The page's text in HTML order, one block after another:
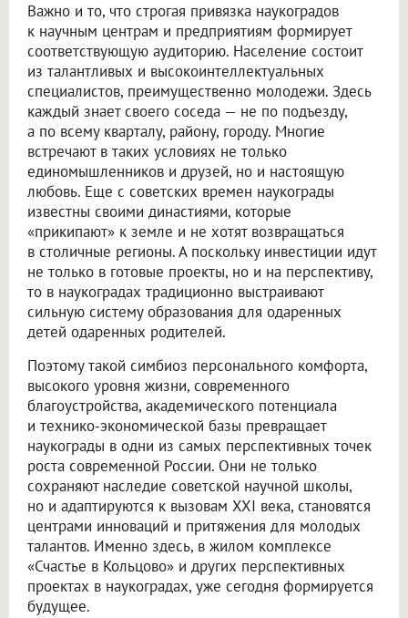
Важно и то, что строгая привязка наукоградов
к научным центрам и предприятиям формирует
соответствующую аудиторию. Население состоит
из талантливых и высокоинтеллектуальных
специалистов, преимущественно молодежи. Здесь
каждый знает своего соседа — не по подъезду,
а по всему кварталу, району, городу. Многие
встречают в таких условиях не только
единомышленников и друзей, но и настоящую
любовь. Еще с советских времен наукограды
известны своими династиями, которые
«прикипают» к земле и не хотят возвращаться
в столичные регионы. А поскольку инвестиции идут
не только в готовые проекты, но и на перспективу,
то в наукоградах традиционно выстраивают
сильную систему образования для одаренных
детей одаренных родителей.
Поэтому такой симбиоз персонального комфорта,
высокого уровня жизни, современного
благоустройства, академического потенциала
и технико-экономической базы превращает
наукограды в одни из самых перспективных точек
роста современной России. Они не только
сохраняют наследие советской научной школы,
но и адаптируются к вызовам XXI века, становятся
центрами инноваций и притяжения для молодых
талантов. Именно здесь, в жилом комплексе
«Счастье в Кольцово» и других перспективных
проектах в наукоградах, уже сегодня формируется
будущее.